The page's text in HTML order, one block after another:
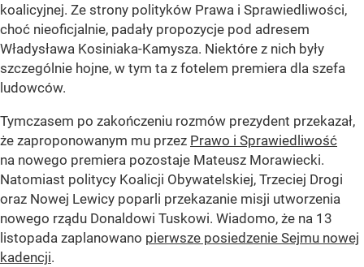
koalicyjnej. Ze strony polityków Prawa i Sprawiedliwości,
choć nieoficjalnie, padały propozycje pod adresem
Władysława Kosiniaka-Kamysza. Niektóre z nich były
szczególnie hojne, w tym ta z fotelem premiera dla szefa
ludowców.
Tymczasem po zakończeniu rozmów prezydent przekazał,
że zaproponowanym mu przez Prawo i Sprawiedliwość
na nowego premiera pozostaje Mateusz Morawiecki.
Natomiast politycy Koalicji Obywatelskiej, Trzeciej Drogi
oraz Nowej Lewicy poparli przekazanie misji utworzenia
nowego rządu Donaldowi Tuskowi. Wiadomo, że na 13
listopada zaplanowano pierwsze posiedzenie Sejmu nowej
kadencji.